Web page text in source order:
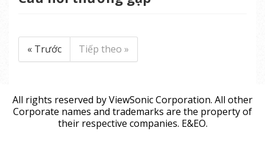
« Trước Tiếp theo »
All rights reserved by ViewSonic Corporation. All other
Corporate names and trademarks are the property of
their respective companies. E&EO.